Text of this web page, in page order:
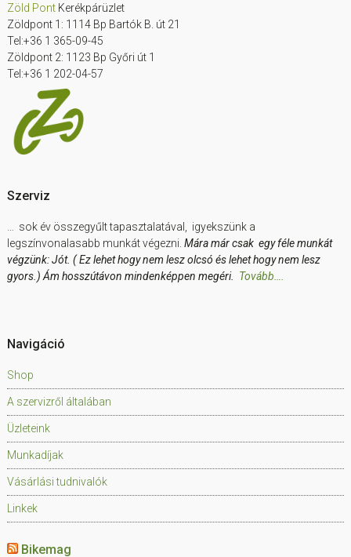
Zöld PontKerékpárüzlet
Zöldpont 1: 1114 Bp Bartók B. út 21
Tel:+36 1 365-09-45
Zöldpont 2: 1123 Bp Győri út 1
Tel:+36 1 202-04-57
Szerviz
… sok év összegyűlt tapasztalatával, igyekszünk a
legszínvonalasabb munkát végezni. Mára már csak egy féle munkát
végzünk: Jót. ( Ez lehet hogy nem lesz olcsó és lehet hogy nem lesz
gyors.) Ám hosszútávon mindenképpen megéri. Tovább….
Navigáció
Shop
A szervizről általában
Üzleteink
Munkadíjak
Vásárlási tudnivalók
Linkek
Bikemag